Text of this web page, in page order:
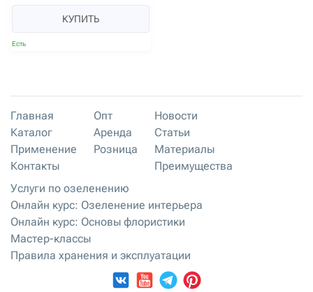
КУПИТЬ
Есть
Главная
Каталог
Применение
Контакты
Опт
Аренда
Розница
Новости
Статьи
Материалы
Преимущества
Услуги по озеленению
Онлайн курс: Озеленение интерьера
Онлайн курс: Основы флористики
Мастер-классы
Правила хранения и эксплуатации